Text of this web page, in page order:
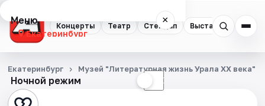
Концерты Театр Стендап Выставки
Меню ×
Екатеринбург
Концерты
Театр
Ночной режим ☾
Екатеринбург Музей "Литературная жизнь Урала XX века"